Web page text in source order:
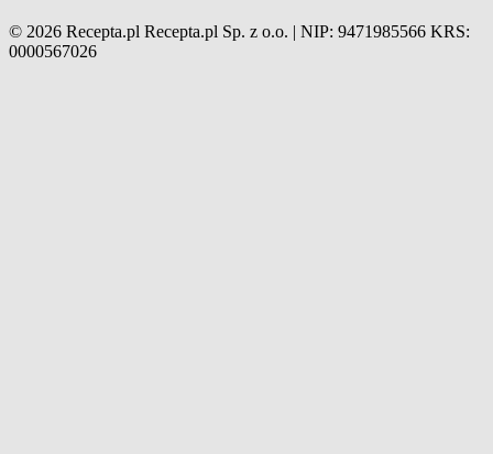
© 2026 Recepta.pl Recepta.pl Sp. z o.o. | NIP: 9471985566 KRS:
0000567026